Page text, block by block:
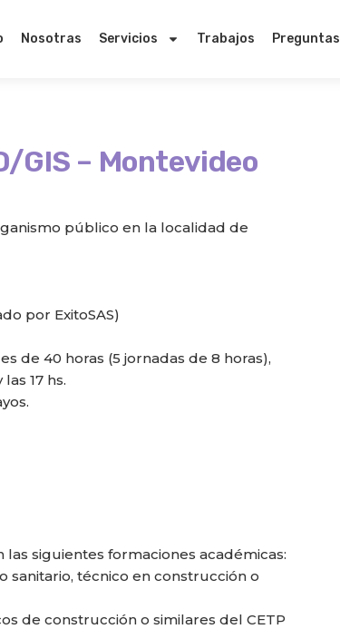
Nosotras Servicios Trabajos Preguntas
GIS – Montevideo
público en la localidad de
por ExitoSAS)
de 40 horas (5 jornadas de 8 horas),
17 hs.
las siguientes formaciones académicas:
sanitario, técnico en construcción o
de construcción o similares del CETP